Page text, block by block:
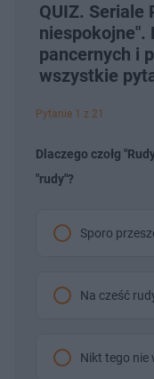
QUIZ. Seriale
niespokojne".
pancernych i
wszystkie
Pytanie 1 z 21
Dlaczego czołg
"rudy"?
Sporo
Na cześć
Nikt tego nie